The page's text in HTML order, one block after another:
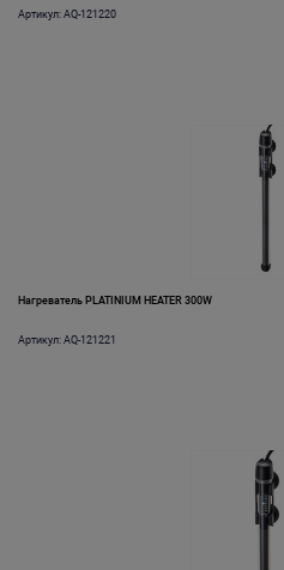
Артикул: AQ-121220
Нагреватель PLATINIUM HEATER 300W
Артикул: AQ-121221